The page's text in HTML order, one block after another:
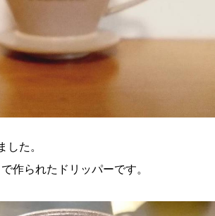
した。
作られたドリッパーです。